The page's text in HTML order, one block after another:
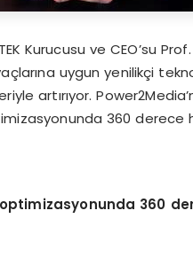
Kurucusu ve CEO’su
uygun yenilikçi
artırıyor.
360 derece
360